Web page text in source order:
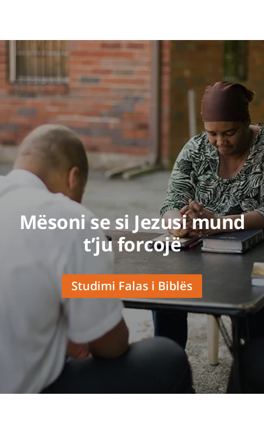
Mësoni se si Jezusi mund
t’ju forcojë
Studimi Falas i Biblës